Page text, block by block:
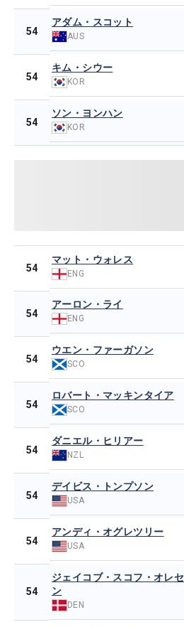
54
アダム・スコット
AUS
54
キム・シウー
KOR
54
ソン・ヨンハン
KOR
54
マット・ウォレス
ENG
54
アーロン・ライ
ENG
54
ウエン・ファーガソン
SCO
54
ロバート・マッキンタイア
SCO
54
ダニエル・ヒリアー
NZL
54
デイビス・トンプソン
USA
54
アンディ・オグレツリー
USA
54
ジェイコブ・スコフ・オレセ
ン
DEN